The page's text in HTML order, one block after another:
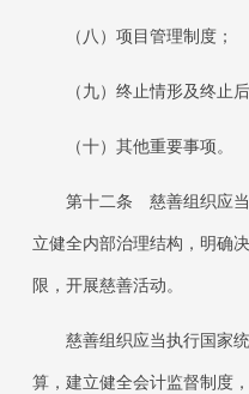
（八）项目管理制度；
（九）终止情形及终止
（十）其他重要事项。
第十二条 慈善组织应
立健全内部治理结构，明确
限，开展慈善活动。
慈善组织应当执行国家
算，建立健全会计监督制度